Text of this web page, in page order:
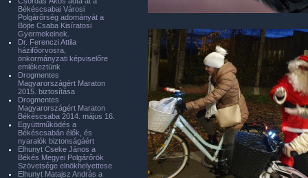
Békéscsabai Városi
Polgárőrség adományát a
Böjte Csaba Kisíratosi
Gyermekeinek.
Dr. Ferenczi Attila
házifőorvosra,
önkormányzati képviselőre
emlékeztünk
Drogmentes
Magyarországért Maraton
2015. biztosítása
Drogmentes
Magyarországért Maraton
Békéscsaba 2014. május 16.
Együttműködés a
Békéscsabán élők, és
nyaralók biztonságáért
Elhunyt Cseke János a
Békés Megyei Polgárőrök
Szövetsége elnökhelyettese
Elhunyt Matajsz András a